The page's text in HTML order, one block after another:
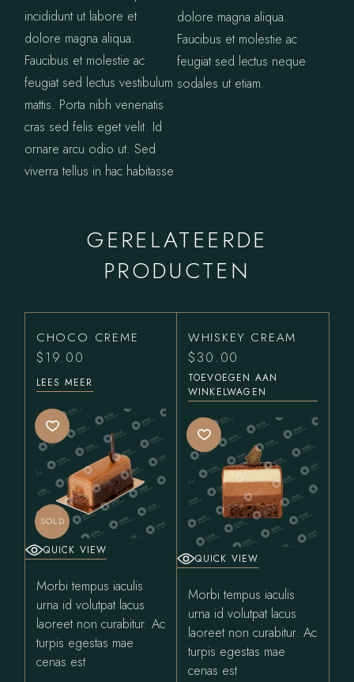
incididunt ut labore et
dolore magna aliqua.
Faucibus et molestie ac
feugiat sed lectus vestibulum
mattis. Porta nibh venenatis
cras sed felis eget velit. Id
ornare arcu odio ut. Sed
viverra tellus in hac habitasse
dolore magna aliqua.
Faucibus et molestie ac
feugiat sed lectus neque
sodales ut etiam.
GERELATEERDE
PRODUCTEN
CHOCO CREME
$19.00
LEES MEER
SOLD
QUICK VIEW
Morbi tempus iaculis
urna id volutpat lacus
laoreet non curabitur. Ac
turpis egestas mae
cenas est
WHISKEY CREAM
$30.00
TOEVOEGEN AAN
WINKELWAGEN
QUICK VIEW
Morbi tempus iaculis
urna id volutpat lacus
laoreet non curabitur. Ac
turpis egestas mae
cenas est